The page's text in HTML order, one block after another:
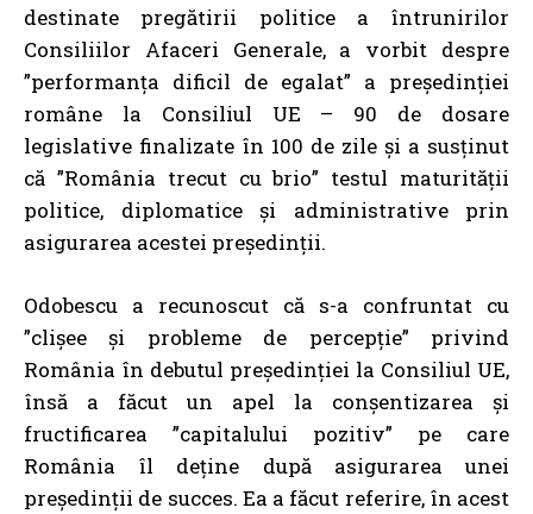
destinate pregătirii politice a întrunirilor
Consiliilor Afaceri Generale, a vorbit despre
”performanța dificil de egalat” a președinției
române la Consiliul UE – 90 de dosare
legislative finalizate în 100 de zile și a susținut
că ”România trecut cu brio” testul maturității
politice, diplomatice și administrative prin
asigurarea acestei președinții.
Odobescu a recunoscut că s-a confruntat cu
”clișee și probleme de percepție” privind
România în debutul președinției la Consiliul UE,
însă a făcut un apel la conșentizarea și
fructificarea ”capitalului pozitiv” pe care
România îl deține după asigurarea unei
președinții de succes. Ea a făcut referire, în acest